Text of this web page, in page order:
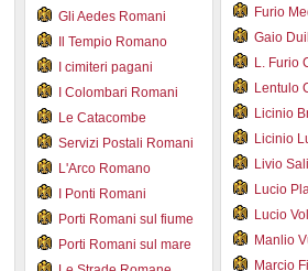
Gli Aedes Romani
Il Tempio Romano
I cimiteri pagani
I Colombari Romani
Le Catacombe
Servizi Postali Romani
L'Arco Romano
I Ponti Romani
Porti Romani sul fiume
Porti Romani sul mare
Furio
Gaio
L. Furio
Lentulo
Licinio
Licinio
Livio
Lucio
Lucio
Manlio
Marcio